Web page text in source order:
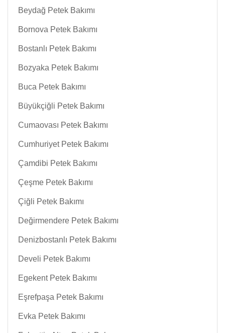
Beydağ Petek Bakımı
Bornova Petek Bakımı
Bostanlı Petek Bakımı
Bozyaka Petek Bakımı
Buca Petek Bakımı
Büyükçiğli Petek Bakımı
Cumaovası Petek Bakımı
Cumhuriyet Petek Bakımı
Çamdibi Petek Bakımı
Çeşme Petek Bakımı
Çiğli Petek Bakımı
Değirmendere Petek Bakımı
Denizbostanlı Petek Bakımı
Develi Petek Bakımı
Egekent Petek Bakımı
Eşrefpaşa Petek Bakımı
Evka Petek Bakımı